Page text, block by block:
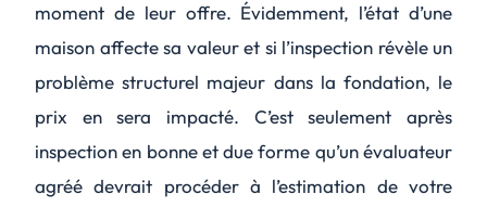
moment de leur offre. Évidemment, l’état d’une
maison affecte sa valeur et si l’inspection révèle un
problème structurel majeur dans la fondation, le
prix en sera impacté. C’est seulement après
inspection en bonne et due forme qu’un évaluateur
agréé devrait procéder à l’estimation de votre